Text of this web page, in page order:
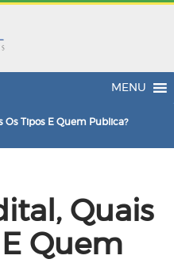
MENU
Os Tipos E Quem Publica?
Quais
Quem